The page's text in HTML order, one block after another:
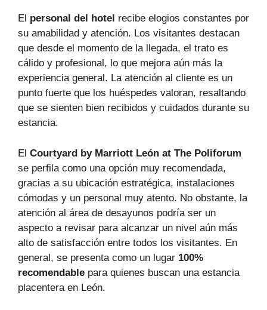
El personal del hotel recibe elogios constantes por
su amabilidad y atención. Los visitantes destacan
que desde el momento de la llegada, el trato es
cálido y profesional, lo que mejora aún más la
experiencia general. La atención al cliente es un
punto fuerte que los huéspedes valoran, resaltando
que se sienten bien recibidos y cuidados durante su
estancia.
El Courtyard by Marriott León at The Poliforum
se perfila como una opción muy recomendada,
gracias a su ubicación estratégica, instalaciones
cómodas y un personal muy atento. No obstante, la
atención al área de desayunos podría ser un
aspecto a revisar para alcanzar un nivel aún más
alto de satisfacción entre todos los visitantes. En
general, se presenta como un lugar 100%
recomendable para quienes buscan una estancia
placentera en León.